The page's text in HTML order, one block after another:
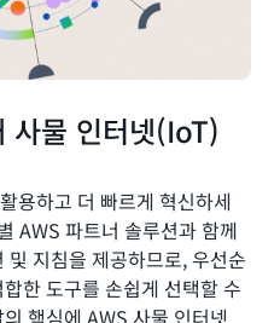
사물 인터넷(IoT)
용하고 더 빠르게 혁신하세
AWS 파트너 솔루션과 함께
지침을 제공하므로, 우선순
한 도구를 손쉽게 선택할 수
핵심에 AWS 사물 인터넷